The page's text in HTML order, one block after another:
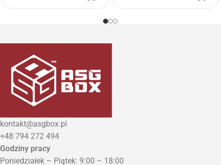
kontakt@asgbox.pl
+48 794 272 494
Godziny pracy
Poniedziałek – Piątek: 9:00 – 18:00